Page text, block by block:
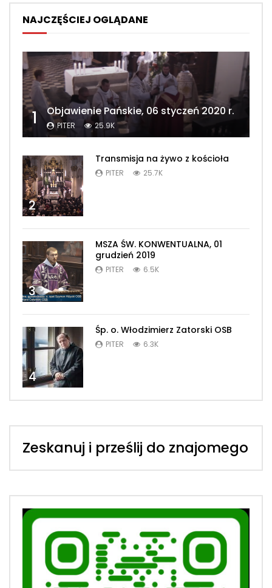
NAJCZĘŚCIEJ OGLĄDANE
1 Objawienie Pańskie, 06 styczeń 2020 r.
PITER 25.9K
2
Transmisja na żywo z kościoła
PITER 25.7K
3
MSZA ŚW. KONWENTUALNA, 01
grudzień 2019
PITER 6.5K
4
Śp. o. Włodzimierz Zatorski OSB
PITER 6.3K
Zeskanuj i prześlij do znajomego